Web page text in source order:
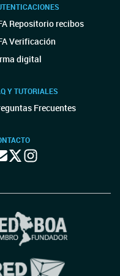
Repositorio recibos
Verificación
digital
Y TUTORIALES
Frecuentes